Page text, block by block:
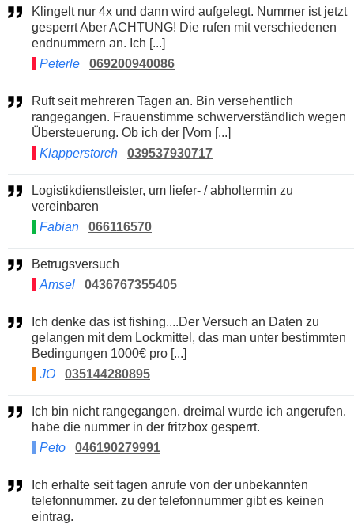
Klingelt nur 4x und dann wird aufgelegt. Nummer ist jetzt
gesperrt Aber ACHTUNG! Die rufen mit verschiedenen
endnummern an. Ich [...]
Peterle
069200940086
Ruft seit mehreren Tagen an. Bin versehentlich
rangegangen. Frauenstimme schwerverständlich wegen
Übersteuerung. Ob ich der [Vorn [...]
Klapperstorch
039537930717
Logistikdienstleister, um liefer- / abholtermin zu
vereinbaren
Fabian
066116570
Betrugsversuch
Amsel
0436767355405
gelangen mit dem Lockmittel, das man unter bestimmten
Bedingungen 1000€ pro [...]
JO
035144280895
habe die nummer in der fritzbox gesperrt.
Peto
046190279991
telefonnummer. zu der telefonnummer gibt es keinen
eintrag.